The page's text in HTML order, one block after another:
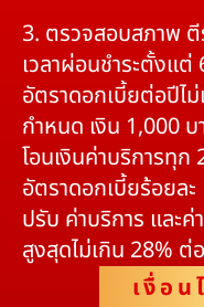
3. ตรวจสอบสภาพ ตี
เวลาผ่อนชำระตั้งแ
อัตราดอกเบี้ยต่อปีไ
กำหนด เงิน 1,000
โอนเงินค่าบริการทุ
อัตราดอกเบี้ยร้อยล
ปรับ ค่าบริการ และ
สูงสุดไม่เกิน 28% ต่
เงื่อน